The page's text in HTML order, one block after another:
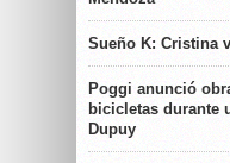
Sueño K: Cristina
Poggi anunció
bicicletas durante
Dupuy